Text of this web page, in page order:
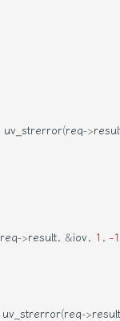
uv_strerror(req->
req->result, &iov, 1 , -1
uv_strerror(req->result